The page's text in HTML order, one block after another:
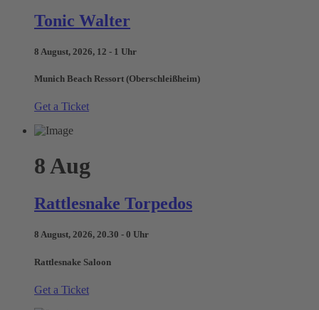
Tonic Walter
8 August, 2026, 12 - 1 Uhr
Munich Beach Ressort (Oberschleißheim)
Get a Ticket
8 Aug
Rattlesnake Torpedos
8 August, 2026, 20.30 - 0 Uhr
Rattlesnake Saloon
Get a Ticket